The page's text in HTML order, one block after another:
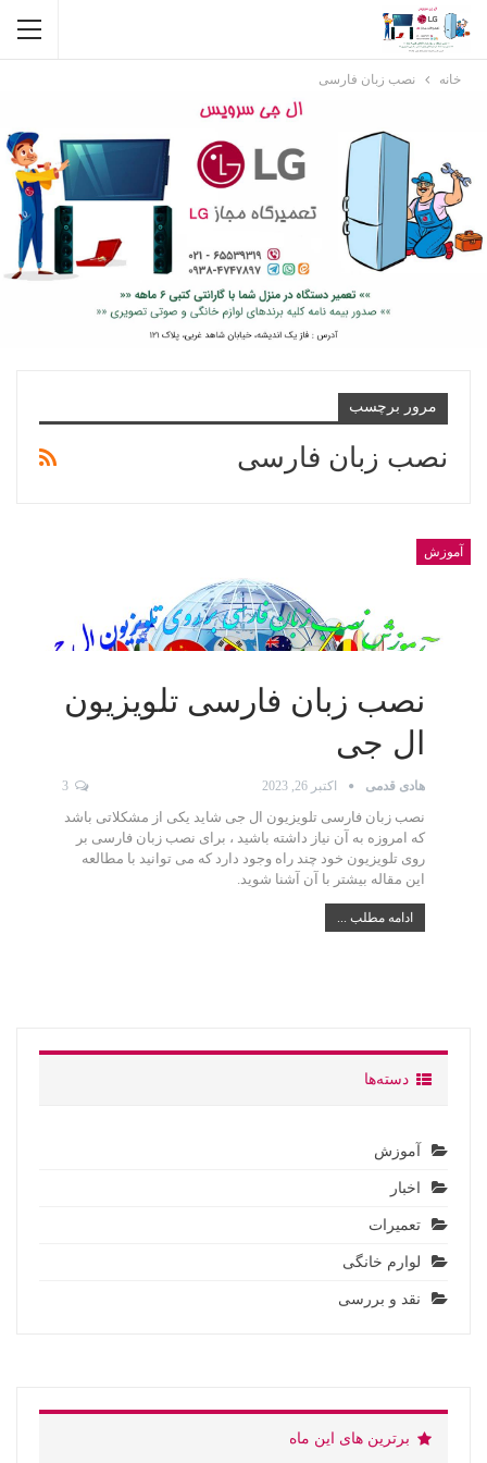
خانه نصب زبان فارسی
مرور برچسب
نصب زبان فارسی
آموزش
نصب زبان فارسی تلویزیون
ال جی
هادی قدمی اکتبر 26, 2023 3
نصب زبان فارسی تلویزیون ال جی شاید یکی از مشکلاتی باشد
که امروزه به آن نیاز داشته باشید ، برای نصب زبان فارسی بر
روی تلویزیون خود چند راه وجود دارد که می توانید با مطالعه
این مقاله بیشتر با آن آشنا شوید.
ادامه مطلب ...
دسته‌ها
آموزش
اخبار
تعمیرات
لوارم خانگی
نقد و بررسی
برترین های این ماه